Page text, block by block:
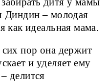
дитя у мамы
Диндин – молодая
как идеальная мама.
пор она держит
и уделяет ему
делится